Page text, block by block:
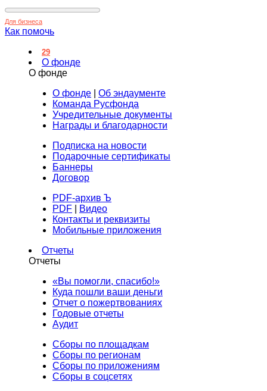
Для бизнеса
Как помочь
29
О фонде
О фонде
О фонде
Об эндаументе
Команда Русфонда
Учредительные документы
Награды и благодарности
Подписка на новости
Подарочные сертификаты
Баннеры
Договор
PDF-архив Ъ
PDF
Видео
Контакты и реквизиты
Мобильные приложения
Отчеты
Отчеты
«Вы помогли, спасибо!»
Куда пошли ваши деньги
Отчет о пожертвованиях
Годовые отчеты
Аудит
Сборы по площадкам
Сборы по регионам
Сборы по приложениям
Сборы в соцсетях